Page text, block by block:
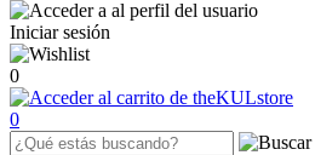
Iniciar sesión
0
0